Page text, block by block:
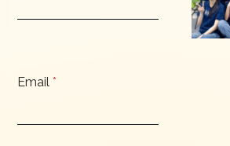
Email *